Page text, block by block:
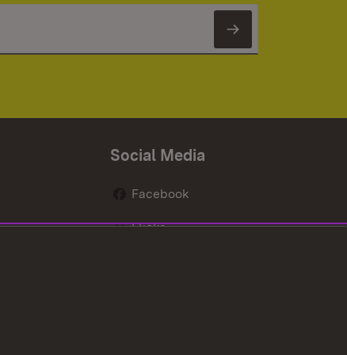
Newsletter
Social Media
Facebook
Flickr